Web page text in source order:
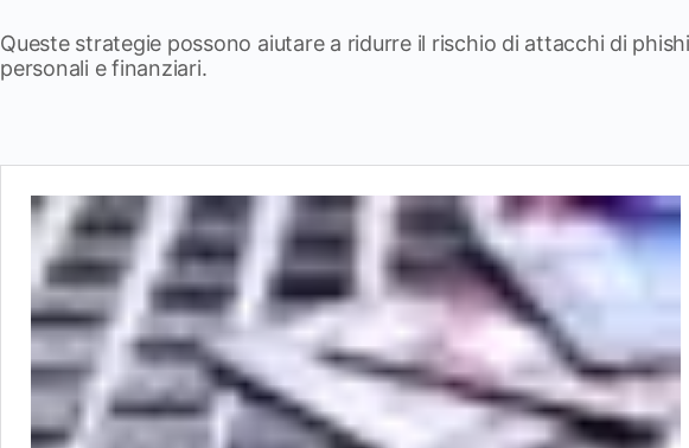
Queste strategie possono aiutare a ridurre il rischio di attacchi di
personali e finanziari.